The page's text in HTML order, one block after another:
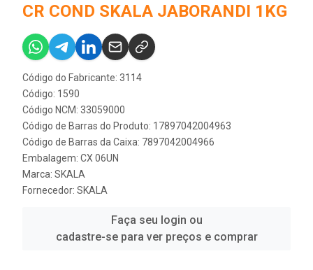
CR COND SKALA JABORANDI 1KG
Código do Fabricante: 3114
Código: 1590
Código NCM: 33059000
Código de Barras do Produto: 17897042004963
Código de Barras da Caixa: 7897042004966
Embalagem: CX 06UN
Marca: SKALA
Fornecedor: SKALA
Faça seu login ou
cadastre-se para ver preços e comprar